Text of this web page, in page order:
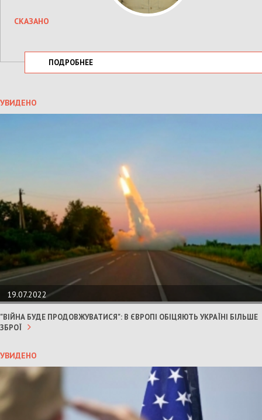
СКАЗАНО
ПОДРОБНЕЕ
УВИДЕНО
19.07.2022
"ВІЙНА БУДЕ ПРОДОВЖУВАТИСЯ": В ЄВРОПІ ОБІЦЯЮТЬ УКРАЇНІ БІЛЬШЕ
ЗБРОЇ
УВИДЕНО